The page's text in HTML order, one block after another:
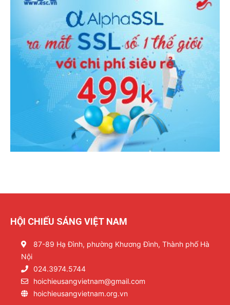
HỘI CHIẾU SÁNG VIỆT NAM
87-89 Hạ Đình, phường Khương Đình, Thành phố Hà
Nội
024.3974.5744
hoichieusangvietnam@gmail.com
hoichieusangvietnam.org.vn